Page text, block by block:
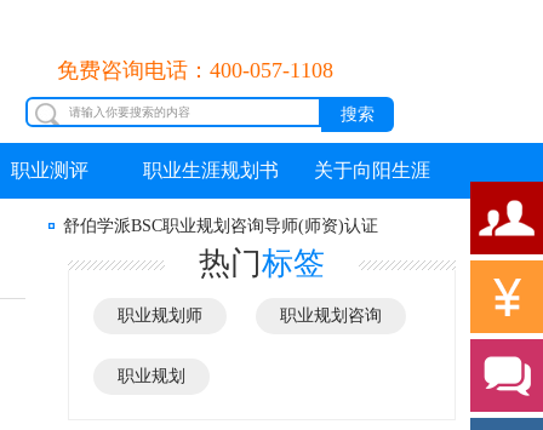
免费咨询电话：400-057-1108
职业测评 职业生涯规划书 关于向阳生涯
舒伯学派BSC职业规划咨询导师(师资)认证
热门标签
职业规划师 职业规划咨询
职业规划